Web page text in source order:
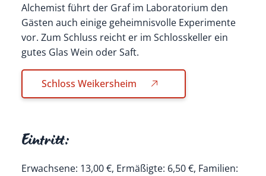
Alchemist führt der Graf im Laboratorium den
Gästen auch einige geheimnisvolle Experimente
vor. Zum Schluss reicht er im Schlosskeller ein
gutes Glas Wein oder Saft.
Schloss Weikersheim
Eintritt:
Erwachsene: 13,00 €, Ermäßigte: 6,50 €, Familien: